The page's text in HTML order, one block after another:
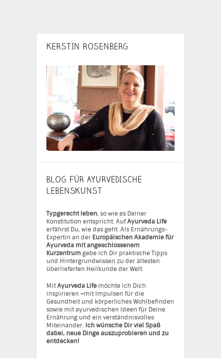
KERSTIN ROSENBERG
BLOG FÜR AYURVEDISCHE
LEBENSKUNST
Typgerecht leben, so wie es Deiner
Konstitution entspricht: AufAyurveda Life
erfährst Du, wie das geht. Als Ernährungs-
Expertin an der Europäischen Akademie für
Ayurveda mit angeschlossenem
Kurzentrumgebe ich Dir praktische Tipps
und Hintergrundwissen zu der ältesten
überlieferten Heilkunde der Welt.
MitAyurveda Life möchte ich Dich
inspirieren –mit Impulsen für die
Gesundheit und körperliches Wohlbefinden
sowie mit ayurvedischen Ideen für Deine
Ernährung und ein verständnisvolles
Miteinander. Ich wünsche Dir viel Spaß
dabei, neue Dinge auszuprobieren und zu
entdecken!